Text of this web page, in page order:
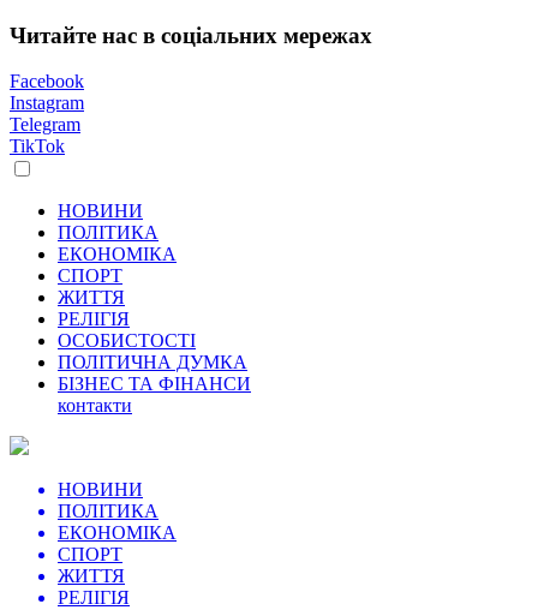
Читайте нас в соціальних мережах
Facebook
Instagram
Telegram
TikTok
НОВИНИ
ПОЛІТИКА
ЕКОНОМІКА
СПОРТ
ЖИТТЯ
РЕЛІГІЯ
ОСОБИСТОСТІ
ПОЛІТИЧНА ДУМКА
БІЗНЕС ТА ФІНАНСИ
контакти
НОВИНИ
ПОЛІТИКА
ЕКОНОМІКА
СПОРТ
ЖИТТЯ
РЕЛІГІЯ